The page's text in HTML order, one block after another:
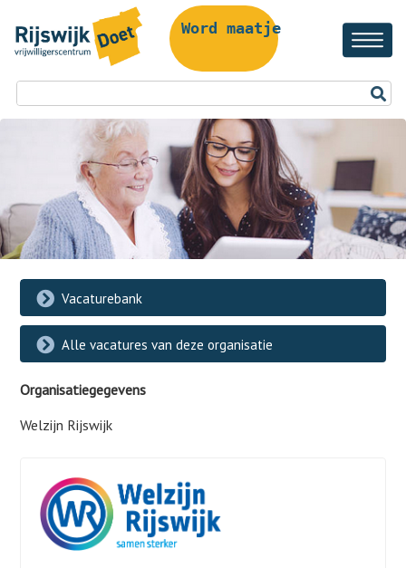
Word maatje!
Vacaturebank
Alle vacatures van deze organisatie
Organisatiegegevens
Welzijn Rijswijk